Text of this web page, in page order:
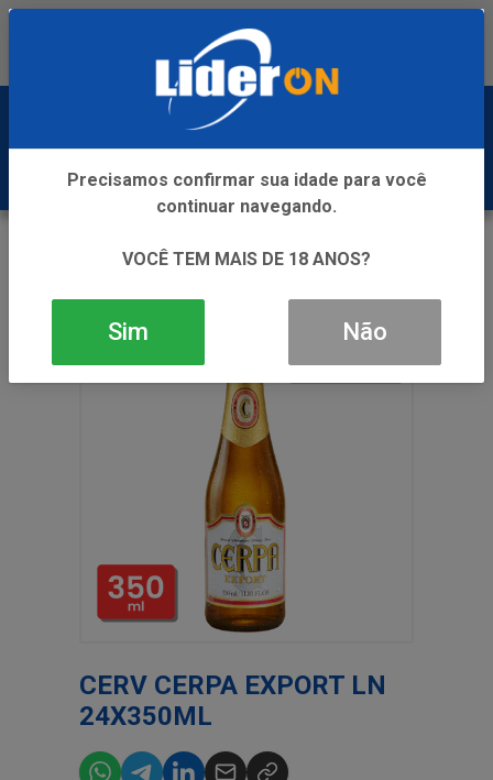
CERVEJA
CERVEJA
CERV CERPA EXPORT LN
24X350ML
Precisamos confirmar sua idade para você
continuar navegando.
VOCÊ TEM MAIS DE 18 ANOS?
Sim Não